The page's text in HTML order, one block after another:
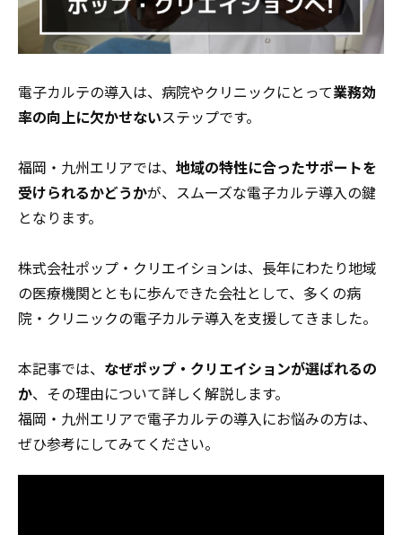
電子カルテの導入は、病院やクリニックにとって業務効
率の向上に欠かせないステップです。
福岡・九州エリアでは、 地域の特性に合ったサポートを
受けられるかどうかが、スムーズな電子カルテ導入の鍵
となります。
株式会社ポップ・クリエイションは、長年にわたり地域
の医療機関とともに歩んできた会社として、多くの病
院・クリニックの電子カルテ導入を支援してきました。
本記事では、 なぜポップ・クリエイションが選ばれるの
か、その理由について詳しく解説します。
福岡・九州エリアで電子カルテの導入にお悩みの方は、
ぜひ参考にしてみてください。